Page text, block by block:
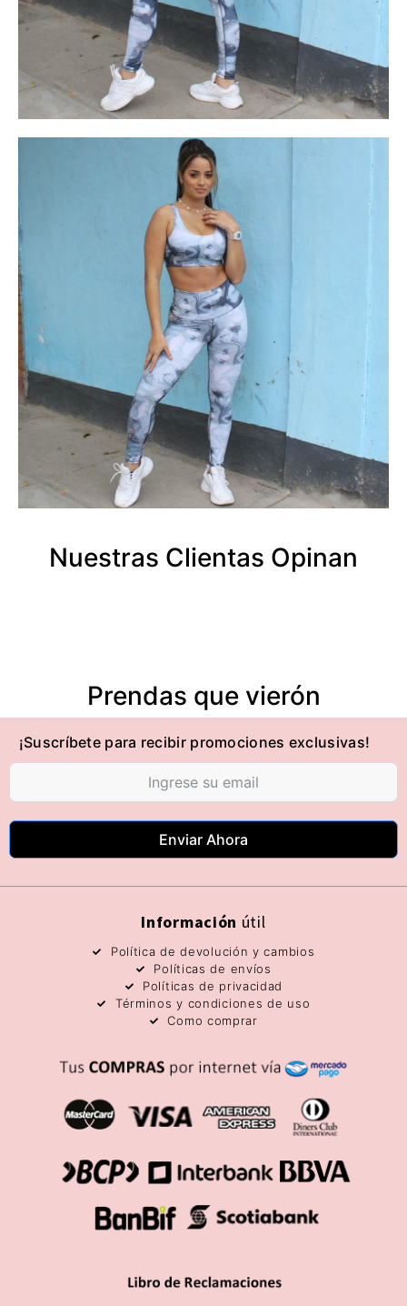
Nuestras Clientas Opinan
Prendas que vierón
¡Suscríbete para recibir promociones exclusivas!
Enviar Ahora
Información útil
Política de devolución y cambios
Políticas de envíos
Políticas de privacidad
Términos y condiciones de uso
Como comprar